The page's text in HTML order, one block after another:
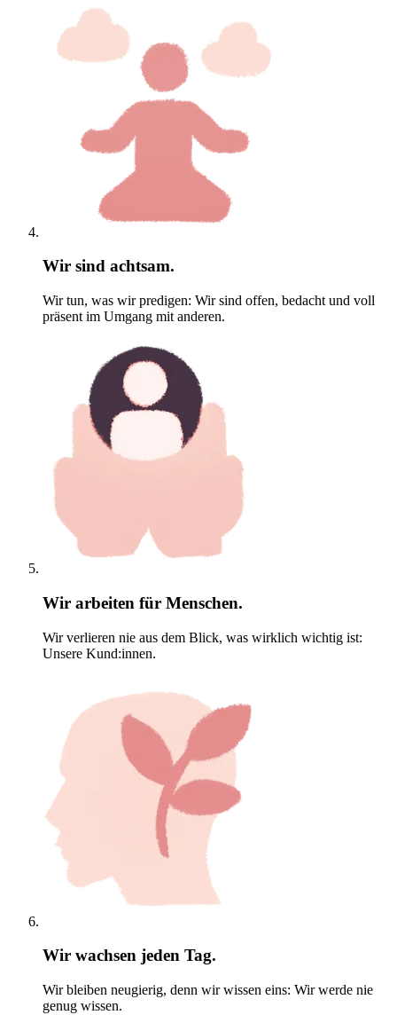
Wir sind achtsam.
Wir tun, was wir predigen: Wir sind offen, bedacht und voll
präsent im Umgang mit anderen.
Wir arbeiten für Menschen.
Wir verlieren nie aus dem Blick, was wirklich wichtig ist:
Unsere Kund:innen.
Wir wachsen jeden Tag.
Wir bleiben neugierig, denn wir wissen eins: Wir werde nie
genug wissen.